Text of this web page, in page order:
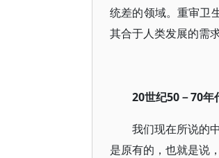
统差的领域。重审卫
其合于人类发展的需求
20世纪50－70年
我们现在所说的
是原有的，也就是说